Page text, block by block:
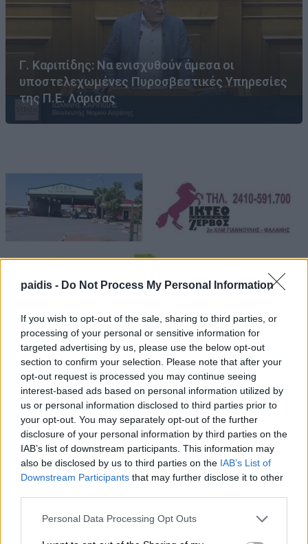
paidis - Do Not Process My Personal Information
If you wish to opt-out of the sale, sharing to third parties, or
processing of your personal or sensitive information for
targeted advertising by us, please use the below opt-out
section to confirm your selection. Please note that after your
opt-out request is processed you may continue seeing
interest-based ads based on personal information utilized by
us or personal information disclosed to third parties prior to
your opt-out. You may separately opt-out of the further
disclosure of your personal information by third parties on the
IAB’s list of downstream participants. This information may
also be disclosed by us to third parties on the IAB’s List of
Downstream Participants that may further disclose it to other
Personal Data Processing Opt Outs
Γ. Καριπίδης: Να ενισχυθούν άμεσα οι
υποστελεχωμένες Πυροσβεστικές Υπηρεσίες
της Π.Ε. Λάρισας